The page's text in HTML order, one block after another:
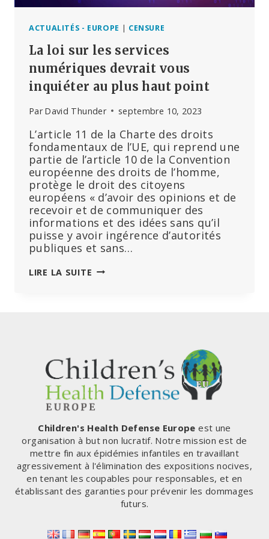
ACTUALITÉS - EUROPE | CENSURE
La loi sur les services
numériques devrait vous
inquiéter au plus haut point
Par David Thunder septembre 10, 2023
L’article 11 de la Charte des droits
fondamentaux de l’UE, qui reprend une
partie de l’article 10 de la Convention
européenne des droits de l’homme,
protège le droit des citoyens
européens « d’avoir des opinions et de
recevoir et de communiquer des
informations et des idées sans qu’il
puisse y avoir ingérence d’autorités
publiques et sans…
LIRE LA SUITE LA
VOUS
INQUIÉTER
AU
PLUS
HAUT
POINT
Children's Health Defense Europe est une
organisation à but non lucratif. Notre mission est de
mettre fin aux épidémies infantiles en travaillant
agressivement à l'élimination des expositions nocives,
en tenant les coupables pour responsables, et en
établissant des garanties pour prévenir les dommages
futurs.